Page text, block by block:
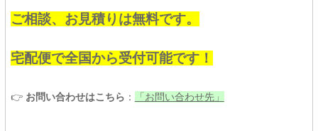
ご相談、お見積りは無料です。
宅配便で全国から受付可能です！
👉 お問い合わせはこちら ： 「お問い合わせ先」